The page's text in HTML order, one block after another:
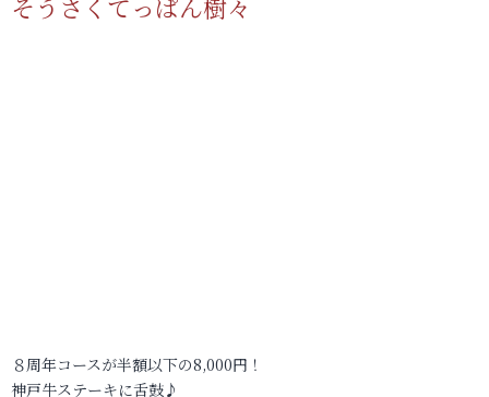
そうさくてっぱん樹々
８周年コースが半額以下の8,000円！
神戸牛ステーキに舌鼓♪